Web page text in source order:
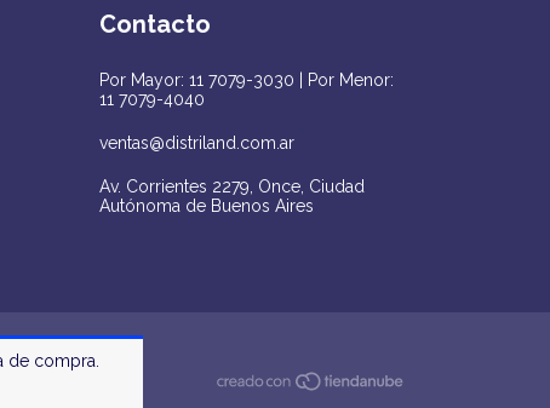
de compra.
Contacto
Por Mayor: 11 7079-3030 | Por Menor:
11 7079-4040
ventas@distriland.com.ar
Av. Corrientes 2279, Once, Ciudad
Autónoma de Buenos Aires